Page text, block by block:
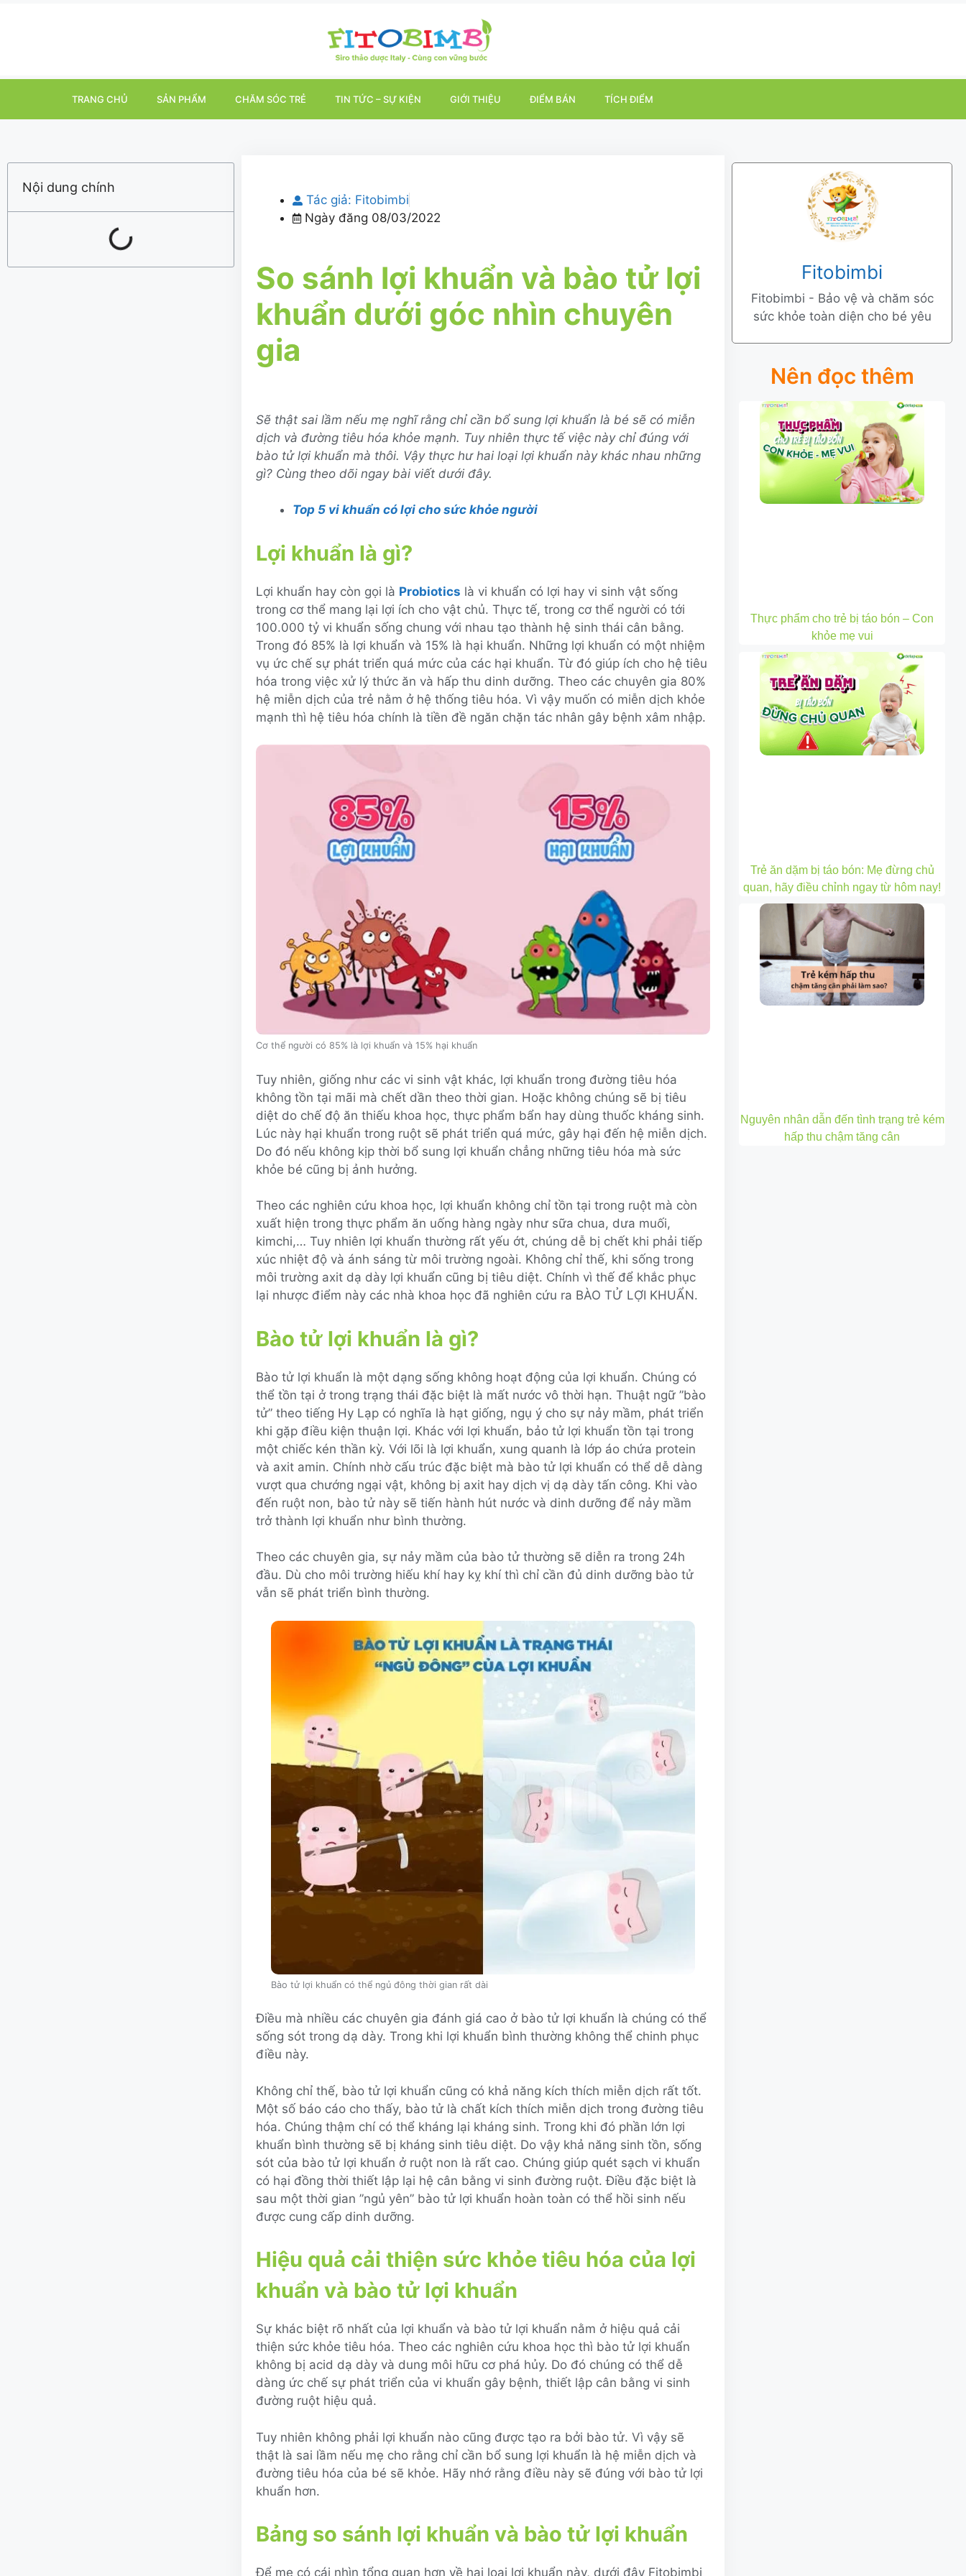
TRANG CHỦ SẢN PHẨM CHĂM SÓC TRẺ TIN TỨC – SỰ KIỆN GIỚI THIỆU ĐIỂM BÁN TÍCH ĐIỂM
Nội dung chính
Tác giả: Fitobimbi
Ngày đăng 08/03/2022
So sánh lợi khuẩn và bào tử lợi
khuẩn dưới góc nhìn chuyên
gia
Sẽ thật sai lầm nếu mẹ nghĩ rằng chỉ cần bổ sung lợi khuẩn là bé sẽ có miễn
dịch và đường tiêu hóa khỏe mạnh. Tuy nhiên thực tế việc này chỉ đúng với
bào tử lợi khuẩn mà thôi. Vậy thực hư hai loại lợi khuẩn này khác nhau những
gì? Cùng theo dõi ngay bài viết dưới đây.
Top 5 vi khuẩn có lợi cho sức khỏe người
Lợi khuẩn là gì?
Lợi khuẩn hay còn gọi là Probiotics là vi khuẩn có lợi hay vi sinh vật sống
trong cơ thể mang lại lợi ích cho vật chủ. Thực tế, trong cơ thể người có tới
100.000 tỷ vi khuẩn sống chung với nhau tạo thành hệ sinh thái cân bằng.
Trong đó 85% là lợi khuẩn và 15% là hại khuẩn. Những lợi khuẩn có một nhiệm
vụ ức chế sự phát triển quá mức của các hại khuẩn. Từ đó giúp ích cho hệ tiêu
hóa trong việc xử lý thức ăn và hấp thu dinh dưỡng. Theo các chuyên gia 80%
hệ miễn dịch của trẻ nằm ở hệ thống tiêu hóa. Vì vậy muốn có miễn dịch khỏe
mạnh thì hệ tiêu hóa chính là tiền đề ngăn chặn tác nhân gây bệnh xâm nhập.
Cơ thể người có 85% là lợi khuẩn và 15% hại khuẩn
Tuy nhiên, giống như các vi sinh vật khác, lợi khuẩn trong đường tiêu hóa
không tồn tại mãi mà chết dần theo thời gian. Hoặc không chúng sẽ bị tiêu
diệt do chế độ ăn thiếu khoa học, thực phẩm bẩn hay dùng thuốc kháng sinh.
Lúc này hại khuẩn trong ruột sẽ phát triển quá mức, gây hại đến hệ miễn dịch.
Do đó nếu không kịp thời bổ sung lợi khuẩn chẳng những tiêu hóa mà sức
khỏe bé cũng bị ảnh hưởng.
Theo các nghiên cứu khoa học, lợi khuẩn không chỉ tồn tại trong ruột mà còn
xuất hiện trong thực phẩm ăn uống hàng ngày như sữa chua, dưa muối,
kimchi,… Tuy nhiên lợi khuẩn thường rất yếu ớt, chúng dễ bị chết khi phải tiếp
xúc nhiệt độ và ánh sáng từ môi trường ngoài. Không chỉ thế, khi sống trong
môi trường axit dạ dày lợi khuẩn cũng bị tiêu diệt. Chính vì thế để khắc phục
lại nhược điểm này các nhà khoa học đã nghiên cứu ra BÀO TỬ LỢI KHUẨN.
Bào tử lợi khuẩn là gì?
Bào tử lợi khuẩn là một dạng sống không hoạt động của lợi khuẩn. Chúng có
thể tồn tại ở trong trạng thái đặc biệt là mất nước vô thời hạn. Thuật ngữ ”bào
tử” theo tiếng Hy Lạp có nghĩa là hạt giống, ngụ ý cho sự nảy mầm, phát triển
khi gặp điều kiện thuận lợi. Khác với lợi khuẩn, bảo tử lợi khuẩn tồn tại trong
một chiếc kén thần kỳ. Với lõi là lợi khuẩn, xung quanh là lớp áo chứa protein
và axit amin. Chính nhờ cấu trúc đặc biệt mà bào tử lợi khuẩn có thể dễ dàng
vượt qua chướng ngại vật, không bị axit hay dịch vị dạ dày tấn công. Khi vào
đến ruột non, bào tử này sẽ tiến hành hút nước và dinh dưỡng để nảy mầm
trở thành lợi khuẩn như bình thường.
Theo các chuyên gia, sự nảy mầm của bào tử thường sẽ diễn ra trong 24h
đầu. Dù cho môi trường hiếu khí hay kỵ khí thì chỉ cần đủ dinh dưỡng bào tử
vẫn sẽ phát triển bình thường.
Bào tử lợi khuẩn có thể ngủ đông thời gian rất dài
Điều mà nhiều các chuyên gia đánh giá cao ở bào tử lợi khuẩn là chúng có thể
sống sót trong dạ dày. Trong khi lợi khuẩn bình thường không thể chinh phục
điều này.
Không chỉ thế, bào tử lợi khuẩn cũng có khả năng kích thích miễn dịch rất tốt.
Một số báo cáo cho thấy, bào tử là chất kích thích miễn dịch trong đường tiêu
hóa. Chúng thậm chí có thể kháng lại kháng sinh. Trong khi đó phần lớn lợi
khuẩn bình thường sẽ bị kháng sinh tiêu diệt. Do vậy khả năng sinh tồn, sống
sót của bào tử lợi khuẩn ở ruột non là rất cao. Chúng giúp quét sạch vi khuẩn
có hại đồng thời thiết lập lại hệ cân bằng vi sinh đường ruột. Điều đặc biệt là
sau một thời gian ”ngủ yên” bào tử lợi khuẩn hoàn toàn có thể hồi sinh nếu
được cung cấp dinh dưỡng.
Hiệu quả cải thiện sức khỏe tiêu hóa của lợi
khuẩn và bào tử lợi khuẩn
Sự khác biệt rõ nhất của lợi khuẩn và bào tử lợi khuẩn nằm ở hiệu quả cải
thiện sức khỏe tiêu hóa. Theo các nghiên cứu khoa học thì bào tử lợi khuẩn
không bị acid dạ dày và dung môi hữu cơ phá hủy. Do đó chúng có thể dễ
dàng ức chế sự phát triển của vi khuẩn gây bệnh, thiết lập cân bằng vi sinh
đường ruột hiệu quả.
Tuy nhiên không phải lợi khuẩn nào cũng được tạo ra bởi bào tử. Vì vậy sẽ
thật là sai lầm nếu mẹ cho rằng chỉ cần bổ sung lợi khuẩn là hệ miễn dịch và
đường tiêu hóa của bé sẽ khỏe. Hãy nhớ rằng điều này sẽ đúng với bào tử lợi
khuẩn hơn.
Bảng so sánh lợi khuẩn và bào tử lợi khuẩn
Để mẹ có cái nhìn tổng quan hơn về hai loại lợi khuẩn này, dưới đây Fitobimbi
Fitobimbi
Fitobimbi - Bảo vệ và chăm sóc
sức khỏe toàn diện cho bé yêu
Nên đọc thêm
Thực phẩm cho trẻ bị táo bón – Con
khỏe mẹ vui
Trẻ ăn dặm bị táo bón: Mẹ đừng chủ
quan, hãy điều chỉnh ngay từ hôm nay!
Nguyên nhân dẫn đến tình trạng trẻ kém
hấp thu chậm tăng cân